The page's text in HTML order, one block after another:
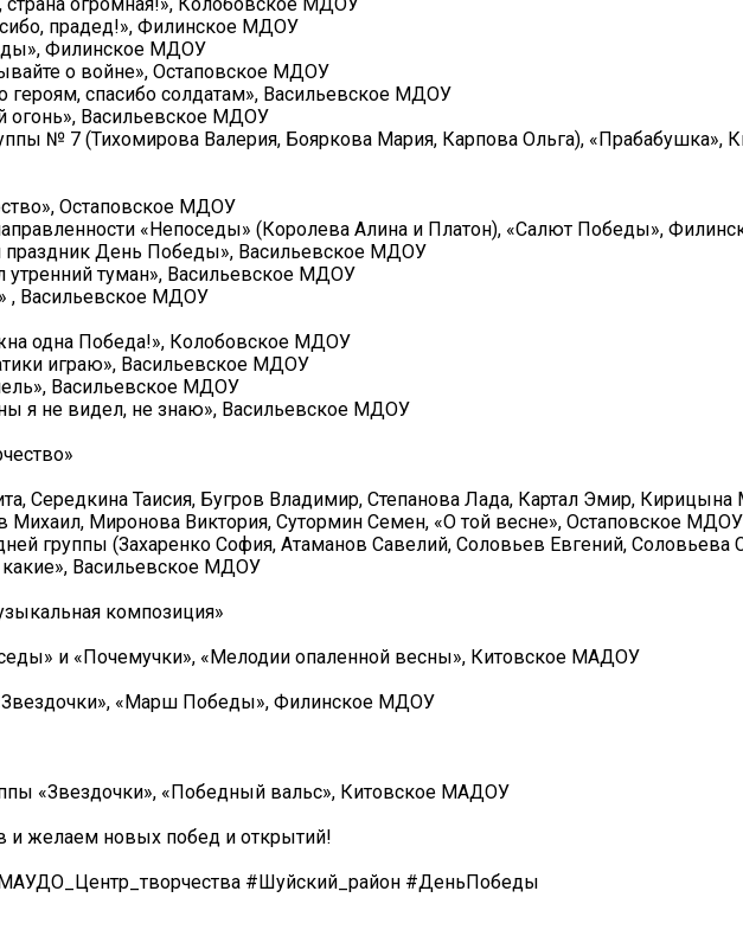
прадед!», Филинское МДОУ
Филинское МДОУ
о войне», Остаповское МДОУ
героям, спасибо солдатам», Васильевское МДОУ
огонь», Васильевское МДОУ
№ 7 (Тихомирова Валерия, Бояркова Мария, Карпова Ольга), «Прабабушка»,
Остаповское МДОУ
«Непоседы» (Королева Алина и Платон), «Салют Победы»,
День Победы», Васильевское МДОУ
утренний туман», Васильевское МДОУ
, Васильевское МДОУ
одна Победа!», Колобовское МДОУ
играю», Васильевское МДОУ
Васильевское МДОУ
я не видел, не знаю», Васильевское МДОУ
Середкина Таисия, Бугров Владимир, Степанова Лада, Картал Эмир, Кирицына
Миронова Виктория, Сутормин Семен, «О той весне», Остаповское МДОУ
группы (Захаренко София, Атаманов Савелий, Соловьев Евгений, Соловьева
Васильевское МДОУ
композиция»
и «Почемучки», «Мелодии опаленной весны», Китовское МАДОУ
«Звездочки», «Марш Победы», Филинское МДОУ
«Звездочки», «Победный вальс», Китовское МАДОУ
желаем новых побед и открытий!
#Шуйский_район #ДеньПобеды